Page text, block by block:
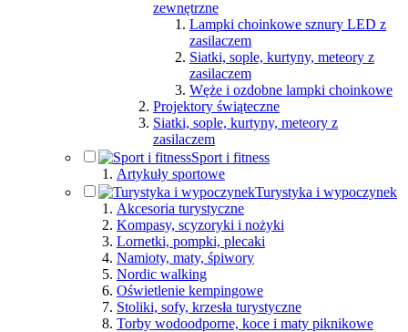
zewnętrzne
Lampki choinkowe sznury LED z
zasilaczem
Siatki, sople, kurtyny, meteory z
zasilaczem
Węże i ozdobne lampki choinkowe
Projektory świąteczne
Siatki, sople, kurtyny, meteory z
zasilaczem
Sport i fitness
Artykuły sportowe
Turystyka i wypoczynek
Akcesoria turystyczne
Kompasy, scyzoryki i nożyki
Lornetki, pompki, plecaki
Namioty, maty, śpiwory
Nordic walking
Oświetlenie kempingowe
Stoliki, sofy, krzesła turystyczne
Torby wodoodporne, koce i maty piknikowe